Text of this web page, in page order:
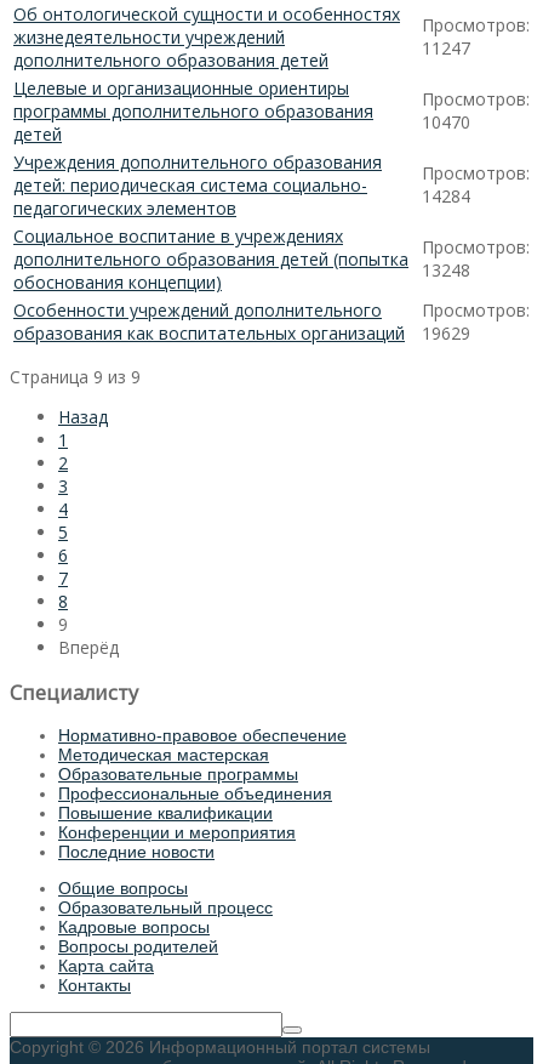
Об онтологической сущности и особенностях
жизнедеятельности учреждений
дополнительного образования детей
Просмотров:
11247
Целевые и организационные ориентиры
программы дополнительного образования
детей
Просмотров:
10470
Учреждения дополнительного образования
детей: периодическая система социально-
педагогических элементов
Просмотров:
14284
Социальное воспитание в учреждениях
дополнительного образования детей (попытка
обоснования концепции)
Просмотров:
13248
Особенности учреждений дополнительного
образования как воспитательных организаций
Просмотров:
19629
Страница 9 из 9
Назад
1
2
3
4
5
6
7
8
9
Вперёд
Специалисту
Нормативно-правовое обеспечение
Методическая мастерская
Образовательные программы
Профессиональные объединения
Повышение квалификации
Конференции и мероприятия
Последние новости
Общие вопросы
Образовательный процесс
Кадровые вопросы
Вопросы родителей
Карта сайта
Контакты
Copyright © 2026 Информационный портал системы